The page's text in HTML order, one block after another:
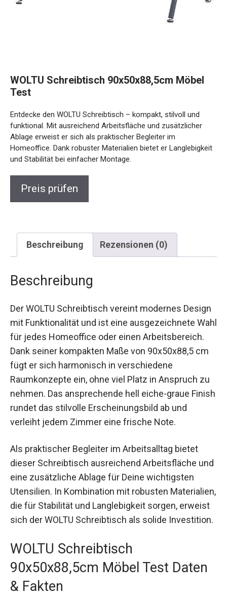
WOLTU Schreibtisch 90x50x88,5cm Möbel
Test
Entdecke den WOLTU Schreibtisch – kompakt, stilvoll und
funktional. Mit ausreichend Arbeitsfläche und zusätzlicher
Ablage erweist er sich als praktischer Begleiter im
Homeoffice. Dank robuster Materialien bietet er Langlebigkeit
und Stabilität bei einfacher Montage.
Preis prüfen
Beschreibung Rezensionen (0)
Beschreibung
Der WOLTU Schreibtisch vereint modernes Design
mit Funktionalität und ist eine ausgezeichnete Wahl
für jedes Homeoffice oder einen Arbeitsbereich.
Dank seiner kompakten Maße von 90x50x88,5 cm
fügt er sich harmonisch in verschiedene
Raumkonzepte ein, ohne viel Platz in Anspruch zu
nehmen. Das ansprechende hell eiche-graue Finish
rundet das stilvolle Erscheinungsbild ab und
verleiht jedem Zimmer eine frische Note.
Als praktischer Begleiter im Arbeitsalltag bietet
dieser Schreibtisch ausreichend Arbeitsfläche und
eine zusätzliche Ablage für Deine wichtigsten
Utensilien. In Kombination mit robusten Materialien,
die für Stabilität und Langlebigkeit sorgen, erweist
sich der WOLTU Schreibtisch als solide Investition.
WOLTU Schreibtisch
90x50x88,5cm Möbel Test Daten
& Fakten